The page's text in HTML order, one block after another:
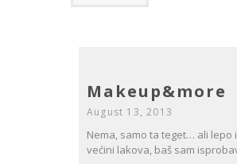
Makeup&more
August 13, 2013
Nema, samo ta teget… ali lepo
većini lakova, baš sam